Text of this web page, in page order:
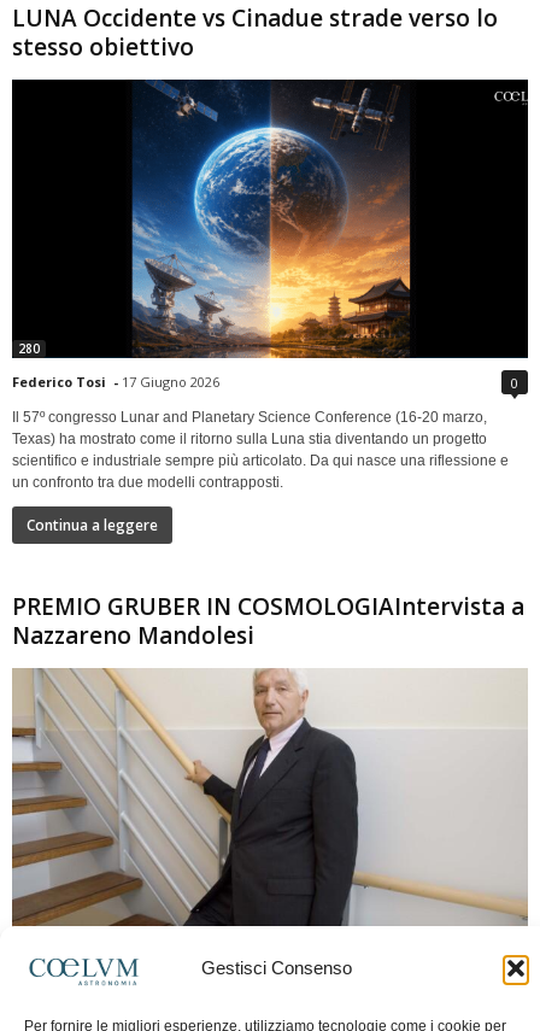
Gestisci Consenso
Per fornire le migliori esperienze, utilizziamo tecnologie come i cookie per
LUNA Occidente vs Cinadue strade verso lo
stesso obiettivo
280
Federico Tosi - 17 Giugno 2026 0
Il 57º congresso Lunar and Planetary Science Conference (16-20 marzo,
Texas) ha mostrato come il ritorno sulla Luna stia diventando un progetto
scientifico e industriale sempre più articolato. Da qui nasce una riflessione e
un confronto tra due modelli contrapposti.
Continua a leggere
PREMIO GRUBER IN COSMOLOGIAIntervista a
Nazzareno Mandolesi
Frida Paolella - 16 Giugno 2026 0
spaziale europea e della missione Planck. Il dialogo ripercorre i principali